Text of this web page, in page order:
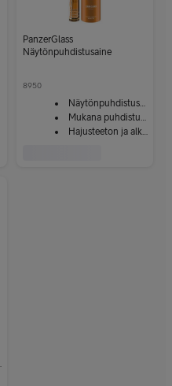
PanzerGlass
Näytönpuhdistusaine
8950
Näytönpuhdistusaine
Mukana puhdistusliina
Hajusteeton ja alkoholiton